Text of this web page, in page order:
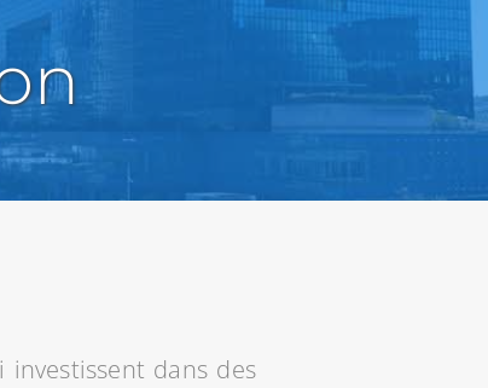
investissent dans des